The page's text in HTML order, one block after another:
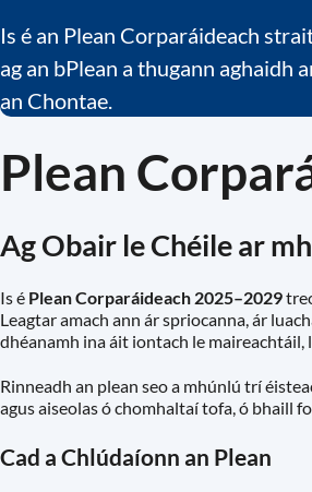
Is é an Plean Corparáideach
ag an bPlean a thugann aghaidh
an Chontae.
Plean
Ag Obair le Chéile ar
Is é Plean Corparáideach 2025–2029
Leagtar amach ann ár spriocanna, ár
dhéanamh ina áit iontach le
Rinneadh an plean seo a mhúnlú trí
agus aiseolas ó chomhaltaí tofa, ó bhaill
Cad a Chlúdaíonn an Plean